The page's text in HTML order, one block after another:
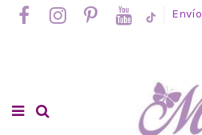
Envío